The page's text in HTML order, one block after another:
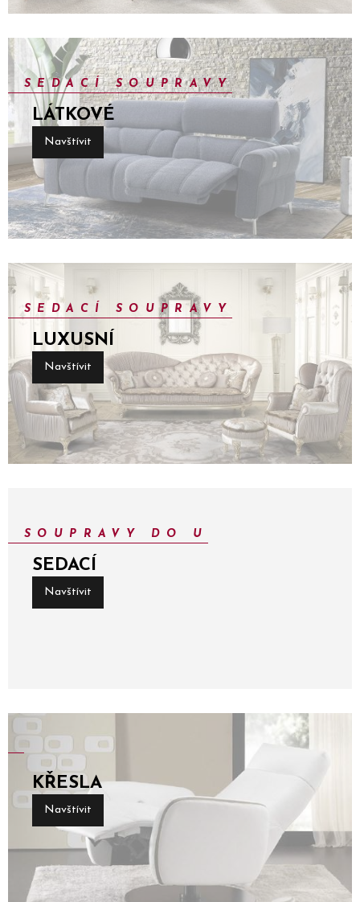
SEDACÍ SOUPRAVY
LÁTKOVÉ
Navštívit
SEDACÍ SOUPRAVY
LUXUSNÍ
Navštívit
SOUPRAVY DO U
SEDACÍ
Navštívit
KŘESLA
Navštívit